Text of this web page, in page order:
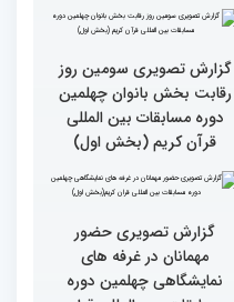
ایران مهد قرآن است/ سطح
مسابقات ایران خیلی بالاست
گزارش تصویری سومین روز
رقابت بخش بانوان چهلمین
دوره مسابقات بین المللی
قرآن کریم (بخش اول)